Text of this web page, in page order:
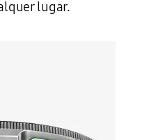
lugar.